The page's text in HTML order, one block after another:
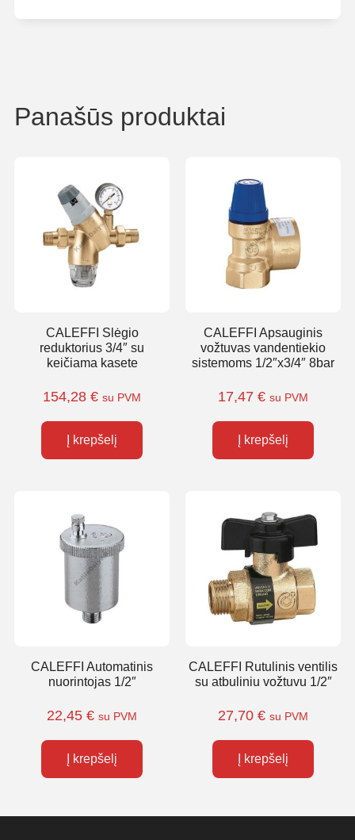
Panašūs produktai
CALEFFI Slėgio
reduktorius 3/4″ su
keičiama kasete
154,28 € su PVM
Į krepšelį
CALEFFI Apsauginis
vožtuvas vandentiekio
sistemoms 1/2″x3/4″ 8bar
17,47 € su PVM
Į krepšelį
CALEFFI Automatinis
nuorintojas 1/2″
22,45 € su PVM
Į krepšelį
CALEFFI Rutulinis ventilis
su atbuliniu vožtuvu 1/2″
27,70 € su PVM
Į krepšelį